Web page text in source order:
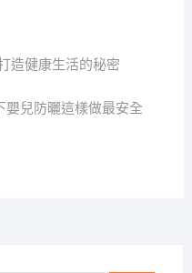
造健康生活的秘密
嬰兒防曬這樣做最安全